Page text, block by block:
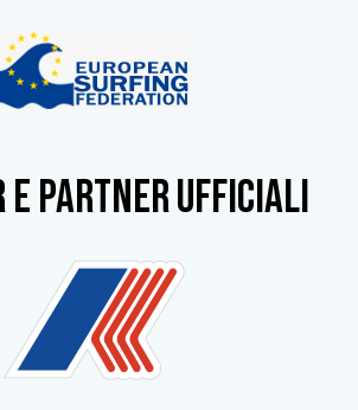
e partner ufficiali